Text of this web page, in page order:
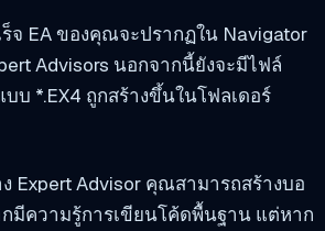
จ EA ของคุณจะปรากฏใน Navigator
Advisors นอกจากนี้ยังจะมีไฟล์
บ *.EX4 ถูกสร้างขึ้นในโฟลเดอร์
Expert Advisor คุณสามารถสร้างบอ
มีความรู้การเขียนโค้ดพื้นฐาน แต่หาก